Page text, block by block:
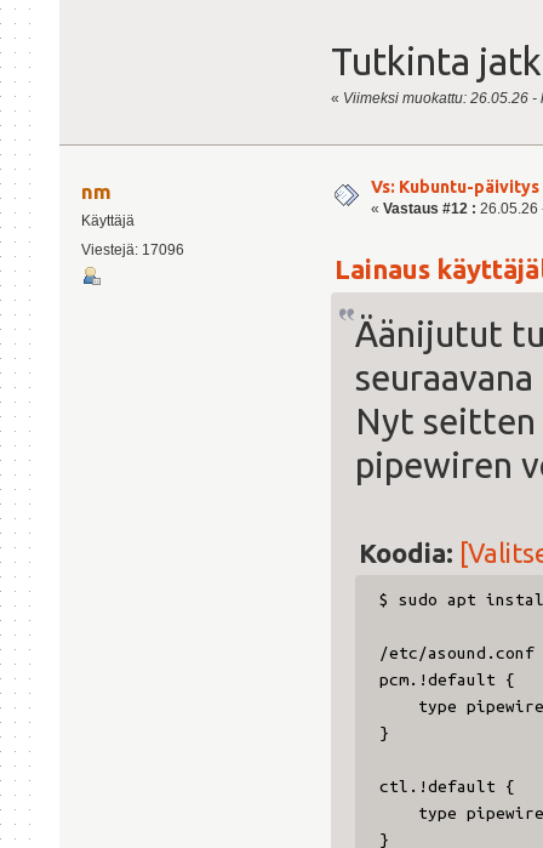
Tutkinta
« Viimeksi muokattu: 26.05.26
nm
Käyttäjä
Viestejä: 17096
Vs: Kubuntu-päivitys
« Vastaus #12 : 26.05.26
Lainaus
Äänijutut
Nyt
pipewiren
Koodia:
$ sudo apt
/etc/asound.conf
pcm.!default {
type pipewire
}
ctl.!default {
type pipewire
}